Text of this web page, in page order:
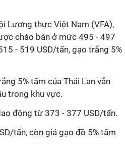
Lương thực Việt Nam (VFA),
chào bán ở mức 495 - 497
- 519 USD/tấn, gạo trắng 5%
5% tấm của Thái Lan vẫn
trong khu vực.
động từ 373 - 377 USD/tấn.
tấn, còn giá gạo đồ 5% tấm